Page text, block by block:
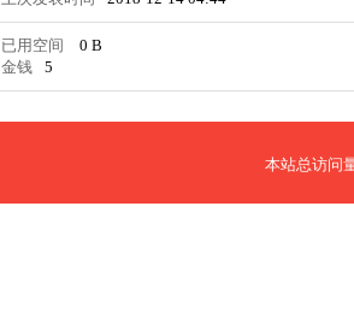
已用空间
0 B
金钱
5
本站总访问